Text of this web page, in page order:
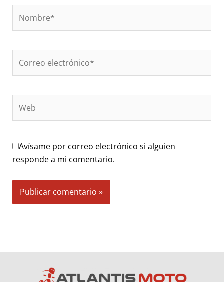
electrónico*
Avísame por correo electrónico si alguien
responde a mi comentario.